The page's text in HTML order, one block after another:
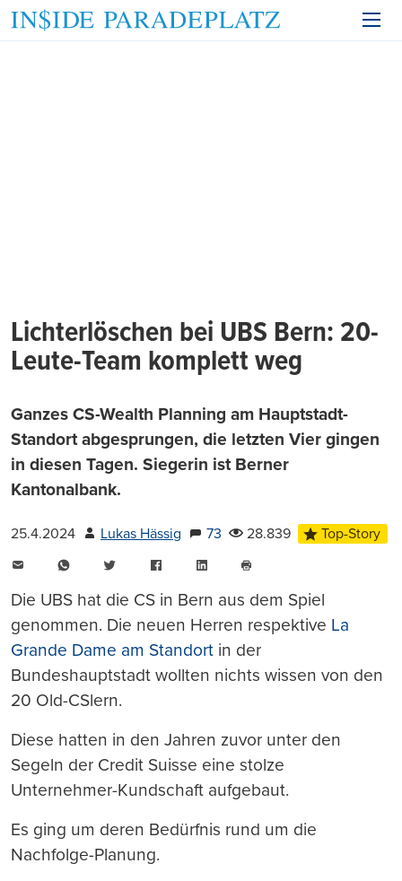
Lichterlöschen bei UBS Bern: 20-
Leute-Team komplett weg
Ganzes CS-Wealth Planning am Hauptstadt-
Standort abgesprungen, die letzten Vier gingen
in diesen Tagen. Siegerin ist Berner
Kantonalbank.
25.4.2024 Lukas Hässig 73 28.839
Top-Story
WhatsAppTwitter FacebookLinkedIn
drucken
Die UBS hat die CS in Bern aus dem Spiel
genommen. Die neuen Herren respektive La
Grande Dame am Standort in der
Bundeshauptstadt wollten nichts wissen von den
20 Old-CSlern.
Diese hatten in den Jahren zuvor unter den
Segeln der Credit Suisse eine stolze
Unternehmer-Kundschaft aufgebaut.
Es ging um deren Bedürfnis rund um die
Nachfolge-Planung.